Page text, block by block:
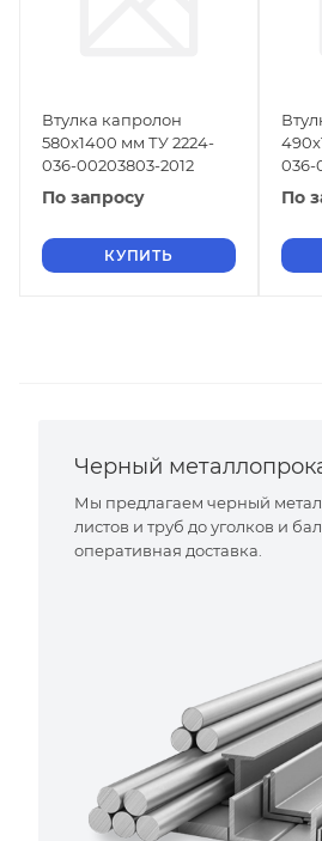
Втулка капролон
580х1400 мм ТУ 2224-
036-00203803-2012
По запросу
КУПИТЬ
036-
По
Черный
Мы предлагаем черный
листов и труб до уголков и
оперативная доставка.